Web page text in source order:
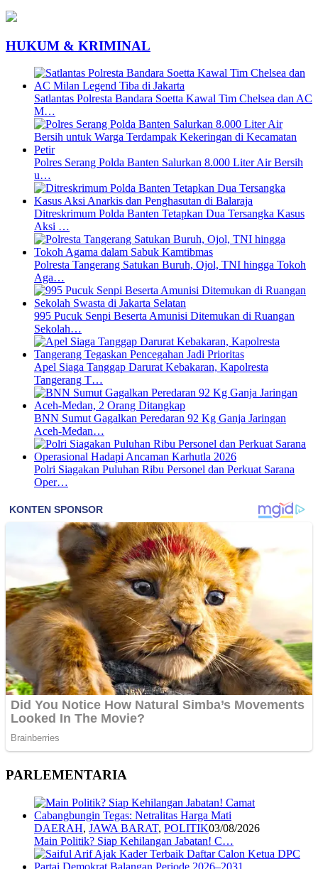
HUKUM & KRIMINAL
Satlantas Polresta Bandara Soetta Kawal Tim Chelsea dan AC
M…
Polres Serang Polda Banten Salurkan 8.000 Liter Air Bersih
u…
Ditreskrimum Polda Banten Tetapkan Dua Tersangka Kasus
Aksi …
Polresta Tangerang Satukan Buruh, Ojol, TNI hingga Tokoh
Aga…
995 Pucuk Senpi Beserta Amunisi Ditemukan di Ruangan
Sekolah…
Apel Siaga Tanggap Darurat Kebakaran, Kapolresta
Tangerang T…
BNN Sumut Gagalkan Peredaran 92 Kg Ganja Jaringan
Aceh-Medan…
Polri Siagakan Puluhan Ribu Personel dan Perkuat Sarana
Oper…
PARLEMENTARIA
DAERAH, JAWA BARAT, POLITIK03/08/2026
Main Politik? Siap Kehilangan Jabatan! C…